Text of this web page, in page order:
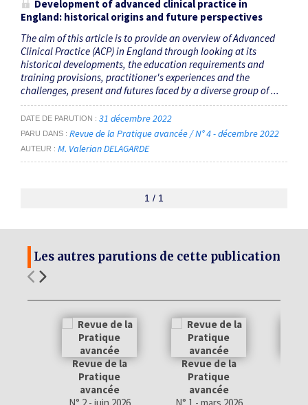
Development of advanced clinical practice in
England: historical origins and future perspectives
The aim of this article is to provide an overview of Advanced
Clinical Practice (ACP) in England through looking at its
historical developments, the education requirements and
training provisions, practitioner's experiences and the
challenges, present and futures faced by a diverse group of ...
DATE DE PARUTION 31 décembre 2022
PARU DANS Revue de la Pratique avancée / N° 4 - décembre 2022
AUTEUR M. Valerian DELAGARDE
1 / 1
Les autres parutions de cette publication
Revue de la
Pratique
avancée
Revue de la
Pratique
avancée